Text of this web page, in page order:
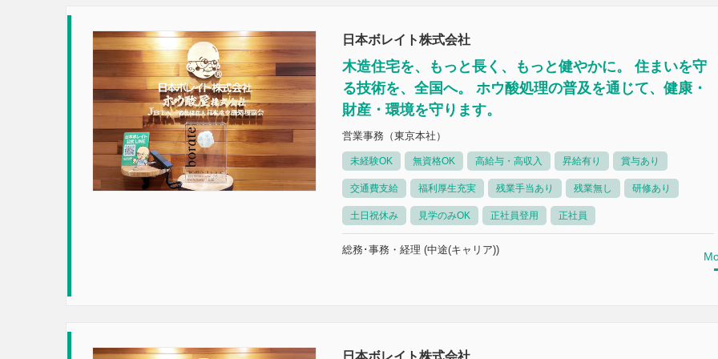
日本ボレイト株式会社
木造住宅を、もっと長く、もっと健やかに。 住まいを守
る技術を、全国へ。 ホウ酸処理の普及を通じて、健康・
財産・環境を守ります。
営業事務（東京本社）
未経験OK 無資格OK 高給与・高収入 昇給有り 賞与あり
交通費支給 福利厚生充実 残業手当あり 残業無し 研修あり
土日祝休み 見学のみOK 正社員登用 正社員
総務･事務・経理 (中途(キャリア))
日本ボレイト株式会社